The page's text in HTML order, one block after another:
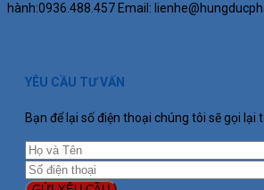
hành:0936.488.457 Email:
YÊU CẦU TƯ VẤN
Bạn để lại số điện thoại chúng tôi sẽ gọi lại